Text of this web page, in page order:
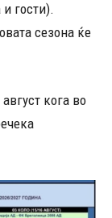
гости).
сезона ќе
кога во